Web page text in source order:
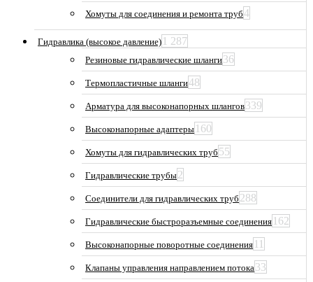
Хомуты для соединения и ремонта труб4
Гидравлика (высокое давление) 1 287
Резиновые гидравлические шланги36
Термопластичные шланги48
Арматура для высоконапорных шлангов339
Высоконапорные адаптеры 160
Хомуты для гидравлических труб 55
Гидравлические трубы2
Соединители для гидравлических труб 288
Гидравлические быстроразъемные соединения 162
Высоконапорные поворотные соединения 11
Клапаны управления направлением потока33